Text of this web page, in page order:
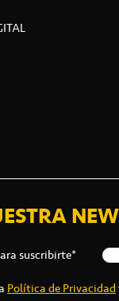
suscribirte*
Política de Privacidad